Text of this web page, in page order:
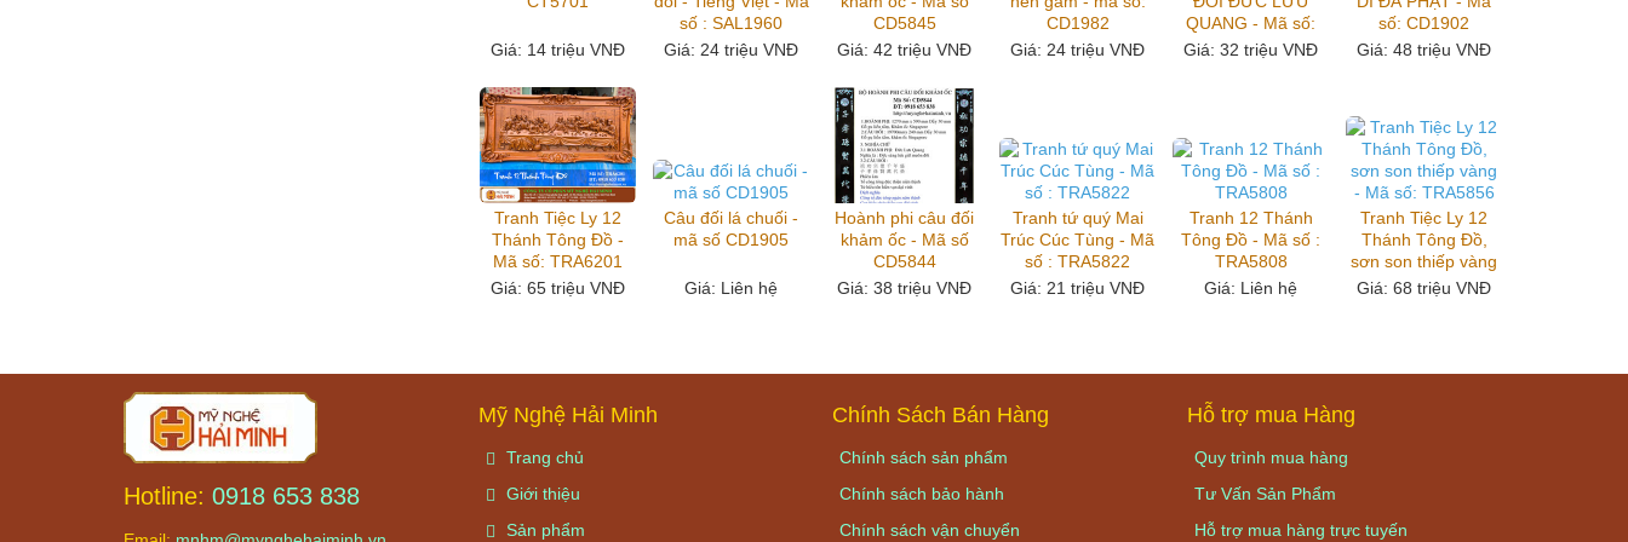
Giá: 14 triệu VNĐ
số : SAL1960
Giá: 24 triệu VNĐ
CD5845
Giá: 42 triệu VNĐ
CD1982
Giá: 24 triệu VNĐ
QUANG - Mã số:
CD1987
Giá: 32 triệu VNĐ
số: CD1902
Giá: 48 triệu VNĐ
Tranh Tiệc Ly 12
Thánh Tông Đồ -
Mã số: TRA6201
Giá: 65 triệu VNĐ
Câu đối lá chuối -
mã số CD1905
Giá: Liên hệ
Hoành phi câu đối
khảm ốc - Mã số
CD5844
Giá: 38 triệu VNĐ
Tranh tứ quý Mai
Trúc Cúc Tùng - Mã
số : TRA5822
Giá: 21 triệu VNĐ
Tranh 12 Thánh
Tông Đồ - Mã số :
TRA5808
Giá: Liên hệ
Tranh Tiệc Ly 12
Thánh Tông Đồ,
sơn son thiếp vàng
- Mã số: TRA5856
Giá: 68 triệu VNĐ
Hotline: 0918 653 838
Mỹ Nghệ Hải Minh
Trang chủ
Giới thiệu
Sản phẩm
Chính Sách Bán Hàng
Chính sách sản phẩm
Chính sách bảo hành
Chính sách vận chuyển
Hỗ trợ mua Hàng
Quy trình mua hàng
Tư Vấn Sản Phẩm
Hỗ trợ mua hàng trực tuyến